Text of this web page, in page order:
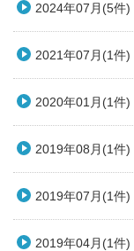
2024年07月(5件)
2021年07月(1件)
2020年01月(1件)
2019年08月(1件)
2019年07月(1件)
2019年04月(1件)